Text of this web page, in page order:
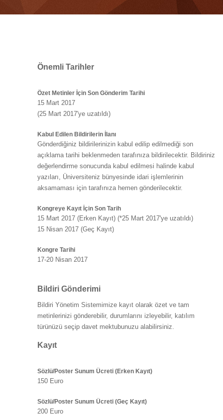
Önemli Tarihler
Özet Metinler İçin Son Gönderim Tarihi
15 Mart 2017
(25 Mart 2017'ye uzatıldı)
Kabul Edilen Bildirilerin İlanı
Gönderdiğiniz bildirilerinizin kabul edilip edilmediği son
açıklama tarihi beklenmeden tarafınıza bildirilecektir. Bildiriniz
değerlendirme sonucunda kabul edilmesi halinde kabul
yazıları, Üniversiteniz bünyesinde idari işlemlerinin
aksamaması için tarafınıza hemen gönderilecektir.
Kongreye Kayıt İçin Son Tarih
15 Mart 2017 (Erken Kayıt) (*25 Mart 2017'ye uzatıldı)
15 Nisan 2017 (Geç Kayıt)
Kongre Tarihi
17-20 Nisan 2017
Bildiri Gönderimi
Bildiri Yönetim Sistemimize kayıt olarak özet ve tam
metinlerinizi gönderebilir, durumlarını izleyebilir, katılım
türünüzü seçip davet mektubunuzu alabilirsiniz.
Kayıt
Sözlü/Poster Sunum Ücreti (Erken Kayıt)
150 Euro
Sözlü/Poster Sunum Ücreti (Geç Kayıt)
200 Euro